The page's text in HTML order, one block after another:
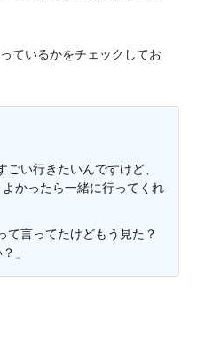
ているかをチェックしてお
ごい行きたいんですけど、
かったら一緒に行ってくれ
て言ってたけどもう見た？
」